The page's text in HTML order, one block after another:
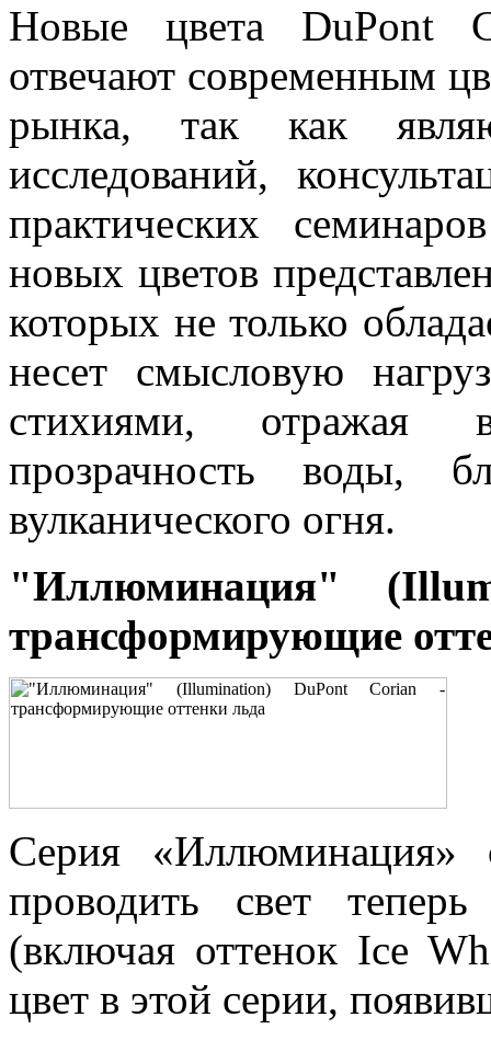
Новые цвета DuPont
отвечают современным
рынка, так как
исследований,
практических
новых цветов
которых не только
несет смысловую
стихиями, отражая
прозрачность воды,
вулканического огня.
"Иллюминация"
трансформирующие
Серия «Иллюминация»
проводить свет
(включая оттенок Ice
цвет в этой серии,